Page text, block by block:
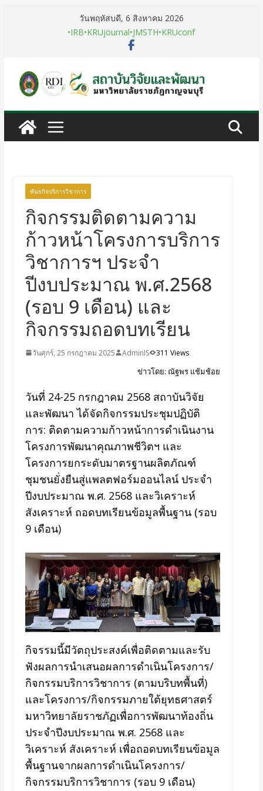
วันพฤหัสบดี, 6 สิงหาคม 2026
•IRB•KRUjournal•JMSTH•KRUconf
พันธกิจบริการวิชาการ
กิจกรรมติดตามความ
ก้าวหน้าโครงการบริการ
วิชาการฯ ประจำ
ปีงบประมาณ พ.ศ.2568
(รอบ 9 เดือน) และ
กิจกรรมถอดบทเรียน
วันศุกร์, 25 กรกฎาคม 2025 AdminIS 311 Views
ข่าวโดย: ณัฐพร แช้มช้อย
วันที่ 24-25 กรกฎาคม 2568 สถาบันวิจัย
และพัฒนา ได้จัดกิจกรรมประชุมปฏิบัติ
การ: ติดตามความก้าวหน้าการดำเนินงาน
โครงการพัฒนาคุณภาพชีวิตฯ และ
โครงการยกระดับมาตรฐานผลิตภัณฑ์
ชุมชนยั่งยืนสู่แพลตฟอร์มออนไลน์ ประจำ
ปีงบประมาณ พ.ศ. 2568 และวิเคราะห์
สังเคราะห์ ถอดบทเรียนข้อมูลพื้นฐาน (รอบ
9 เดือน)
กิจรรมนี้มีวัตถุประสงค์เพื่อติดตามและรับ
ฟังผลการนำเสนอผลการดำเนินโครงการ/
กิจกรรมบริการวิชาการ (ตามบริบทพื้นที่)
และโครงการ/กิจกรรมภายใต้ยุทธศาสตร์
มหาวิทยาลัยราชภัฏเพื่อการพัฒนาท้องถิ่น
ประจำปีงบประมาณ พ.ศ. 2568 และ
วิเคราะห์ สังเคราะห์ เพื่อถอดบทเรียนข้อมูล
พื้นฐานจากผลการดำเนินโครงการ/
กิจกรรมบริการวิชาการ (รอบ 9 เดือน)